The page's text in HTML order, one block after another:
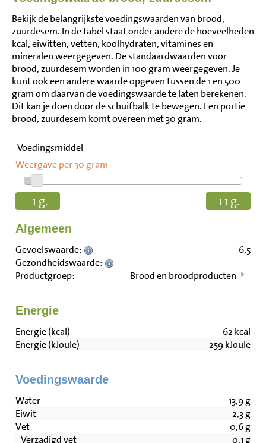
Bekijk de belangrijkste voedingswaarden van brood,
zuurdesem. In de tabel staat onder andere de hoeveelheden
kcal, eiwitten, vetten, koolhydraten, vitamines en
mineralen weergegeven. De standaardwaarden voor
brood, zuurdesem worden in 100 gram weergegeven. Je
kunt ook een andere waarde opgeven tussen de 1 en 500
gram om daarvan de voedingswaarde te laten berekenen.
Dit kan je doen door de schuifbalk te bewegen. Een portie
brood, zuurdesem komt overeen met 30 gram.
Voedingsmiddel
Weergave per 30 gram
-1 g. +1 g.
Algemeen
Gevoelswaarde:
6,5
Gezondheidswaarde:
-
Productgroep:
Brood en broodproducten
Energie
Energie (kcal) 62 kcal
Energie (kJoule)
259kJoule
Voedingswaarde
Water 13,9g
Eiwit
2,3g
Vet
0,6g
Verzadigd vet
0,1 g